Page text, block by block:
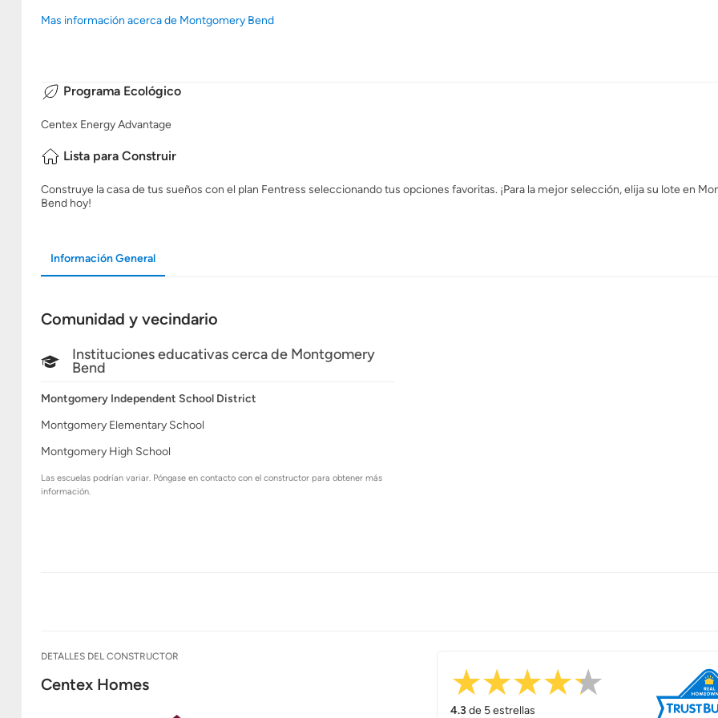
Mas información acerca de Montgomery Bend
Programa Ecológico
Centex Energy Advantage
Lista para Construir
Construye la casa de tus sueños con el plan Fentress seleccionando tus opciones favoritas. ¡Para la mejor selección, elija su lote en
Bend hoy!
Información General
Comunidad y vecindario
Instituciones educativas cerca de Montgomery
Bend
Montgomery Independent School District
Montgomery Elementary School
Montgomery High School
Las escuelas podrían variar. Póngase en contacto con el constructor para obtener más
información.
DETALLES DEL CONSTRUCTOR
Centex Homes
4.3 de 5 estrellas